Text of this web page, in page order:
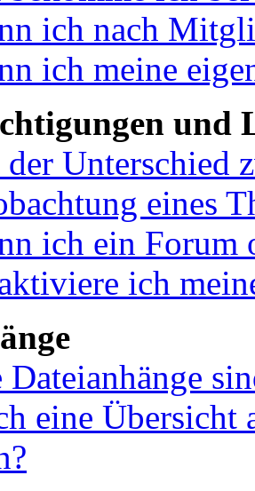
ich nach
ich meine
und
der Unterschied
eines
ich ein Forum
ich
Dateianhänge
eine Übersicht